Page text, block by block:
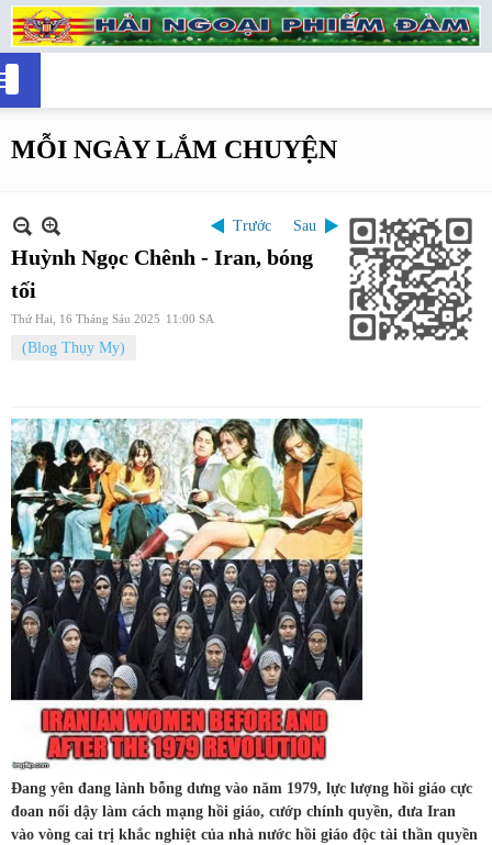
MỖI NGÀY LẮM CHUYỆN
Trước Sau
Huỳnh Ngọc Chênh - Iran, bóng
tối
Thứ Hai, 16 Tháng Sáu 2025 11:00 SA
(Blog Thụy My)
Đang yên đang lành bỗng dưng vào năm 1979, lực lượng hồi giáo cực
đoan nổi dậy làm cách mạng hồi giáo, cướp chính quyền, đưa Iran
vào vòng cai trị khắc nghiệt của nhà nước hồi giáo độc tài thần quyền